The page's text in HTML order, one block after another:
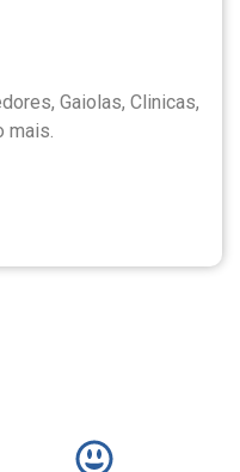
Gaiolas, Clinicas,
mais.